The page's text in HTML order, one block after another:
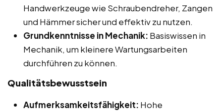
Handwerkzeuge wie Schraubendreher, Zangen
und Hämmer sicher und effektiv zu nutzen.
Grundkenntnisse in Mechanik: Basiswissen in
Mechanik, um kleinere Wartungsarbeiten
durchführen zu können.
Qualitätsbewusstsein
Aufmerksamkeitsfähigkeit: Hohe